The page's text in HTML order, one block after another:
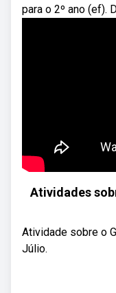
para o 2º ano (ef).
Atividades
Atividade sobre o
Júlio.